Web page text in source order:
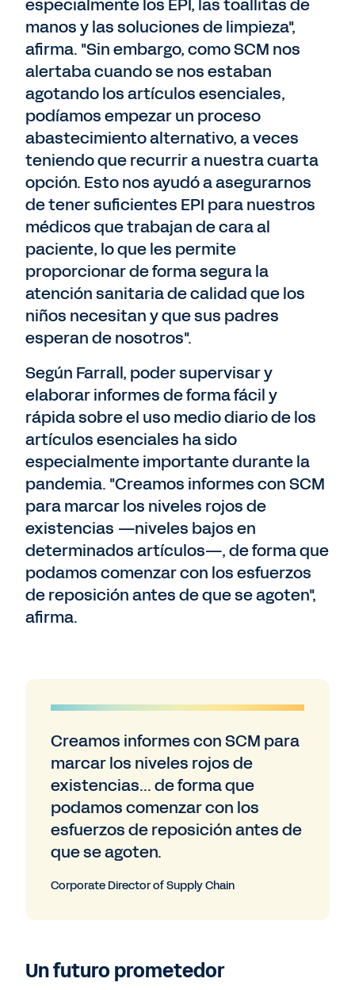
especialmente los EPI, las toallitas de
manos y las soluciones de limpieza",
afirma. "Sin embargo, como SCM nos
alertaba cuando se nos estaban
agotando los artículos esenciales,
podíamos empezar un proceso
abastecimiento alternativo, a veces
teniendo que recurrir a nuestra cuarta
opción. Esto nos ayudó a asegurarnos
de tener suficientes EPI para nuestros
médicos que trabajan de cara al
paciente, lo que les permite
proporcionar de forma segura la
atención sanitaria de calidad que los
niños necesitan y que sus padres
esperan de nosotros".
Según Farrall, poder supervisar y
elaborar informes de forma fácil y
rápida sobre el uso medio diario de los
artículos esenciales ha sido
especialmente importante durante la
pandemia. "Creamos informes con SCM
para marcar los niveles rojos de
existencias —niveles bajos en
determinados artículos—, de forma que
podamos comenzar con los esfuerzos
de reposición antes de que se agoten",
afirma.
Creamos informes con SCM para
marcar los niveles rojos de
existencias... de forma que
podamos comenzar con los
esfuerzos de reposición antes de
que se agoten.
Corporate Director of Supply Chain
Un futuro prometedor